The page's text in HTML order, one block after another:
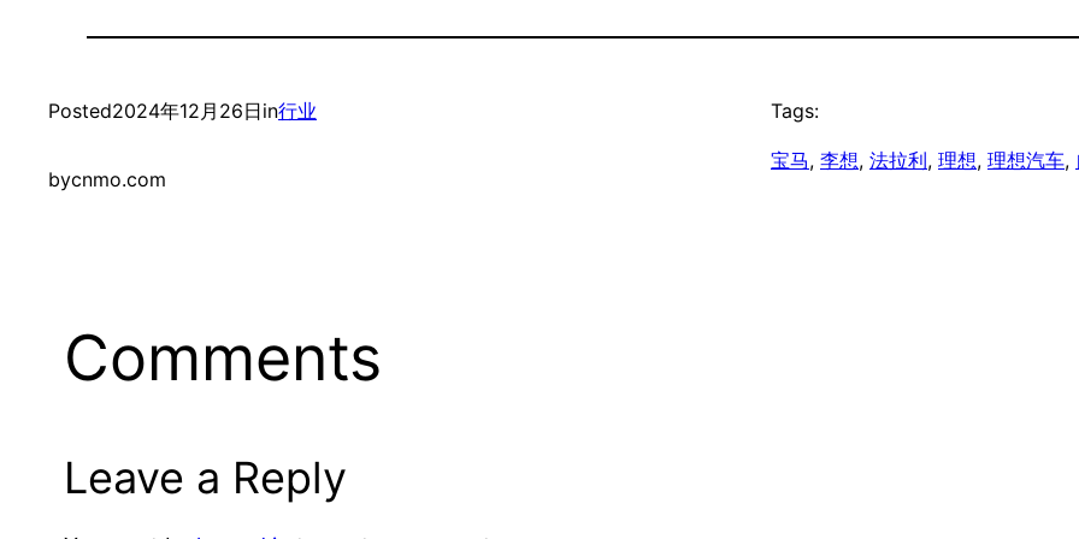
Posted2024年12月26日in行业
bycnmo.com
Tags:
宝马, 李想, 法拉利, 理想, 理想汽车,
Comments
Leave a Reply